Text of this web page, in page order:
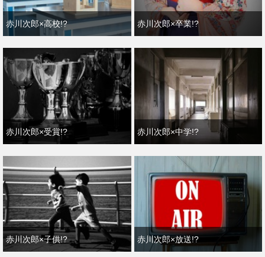
赤川次郎×高校!? 赤川次郎×卒業!?
赤川次郎×受賞!? 赤川次郎×中学!?
赤川次郎×子供!? 赤川次郎×放送!?